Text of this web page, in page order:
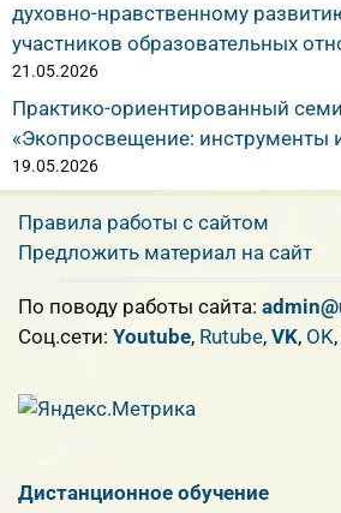
духовно-нравственному
участников образовательных
21.05.2026
Практико-ориентированный
«Экопросвещение: инструменты
19.05.2026
Правила работы с сайтом
Предложить материал на сайт
По поводу работы сайта:
Cоц.сети: Youtube, Rutube, VK, OK,
Дистанционное обучение